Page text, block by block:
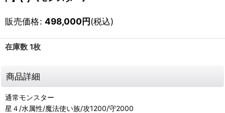
販売価格: 498,000円(税込)
在庫数 1枚
商品詳細
通常モンスター
星４/水属性/魔法使い族/攻1200/守2000